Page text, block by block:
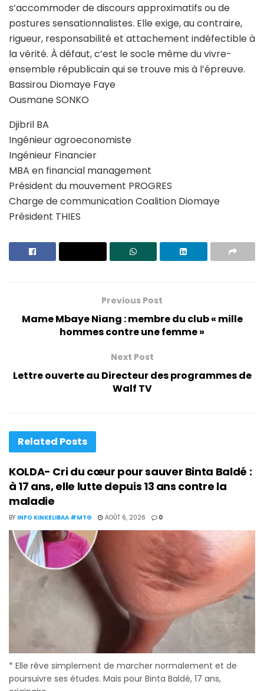
s’accommoder de discours approximatifs ou de
postures sensationnalistes. Elle exige, au contraire,
rigueur, responsabilité et attachement indéfectible à
la vérité. À défaut, c’est le socle même du vivre-
ensemble républicain qui se trouve mis à l’épreuve.
Bassirou Diomaye Faye
Ousmane SONKO
Djibril BA
Ingénieur agroeconomiste
Ingénieur Financier
MBA en financial management
Président du mouvement PROGRES
Charge de communication Coalition Diomaye
Président THIES
Previous Post
Mame Mbaye Niang : membre du club « mille
hommes contre une femme »
Next Post
Lettre ouverte au Directeur des programmes de
Walf TV
Related Posts
KOLDA- Cri du cœur pour sauver Binta Baldé :
à 17 ans, elle lutte depuis 13 ans contre la
maladie
BY INFO KINKELIBAA #MTG AOÛT 6, 2026 0
* Elle rêve simplement de marcher normalement et de
poursuivre ses études. Mais pour Binta Baldé, 17 ans,